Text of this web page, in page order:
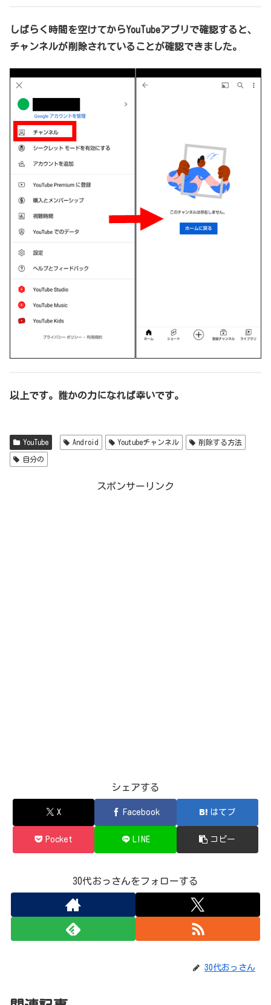
しばらく時間を空けてからYouTubeアプリで確認すると、
チャンネルが削除されていることが確認できました。
以上です。誰かの力になれば幸いです。
YouTube Android Youtubeチャンネル 削除する方法
自分の
スポンサーリンク
シェアする
X Facebook はてブ
Pocket LINE コピー
30代おっさんをフォローする
30代おっさん